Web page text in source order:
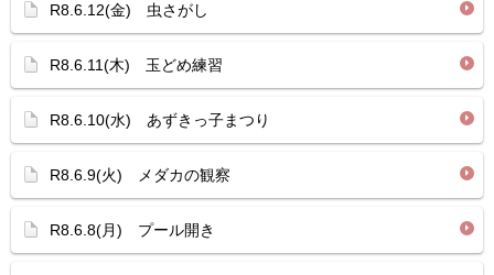
R8.6.12(金) 虫さがし
R8.6.11(木) 玉どめ練習
R8.6.10(水) あずきっ子まつり
R8.6.9(火) メダカの観察
R8.6.8(月) プール開き